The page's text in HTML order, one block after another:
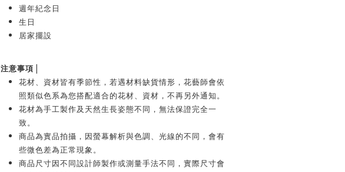
週年紀念日
生日
居家擺設
注意事項 |
花材、資材皆有季節性，若遇材料缺貨情形，花藝師會依
照類似色系為您搭配適合的花材、資材，不再另外通知。
花材為手工製作及天然生長姿態不同，無法保證完全一
致。
商品為實品拍攝，因螢幕解析與色調、光線的不同，會有
些微色差為正常現象。
商品尺寸因不同設計師製作或測量手法不同，實際尺寸會